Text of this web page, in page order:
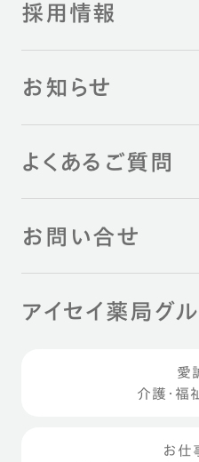
採用情報
お知らせ
よくあるご質問
お問い合せ
アイセイ薬局グ
愛
介護・福
お仕